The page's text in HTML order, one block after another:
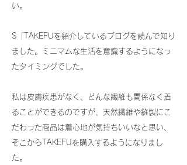
い。
S「TAKEFUを紹介しているブログを読んで知り
ました。ミニマムな生活を意識するようになっ
たタイミングでした。
私は皮膚疾患がなく、どんな繊維も関係なく着
ることができるのですが、天然繊維や縫製にこ
だわった商品は着心地が気持ちいいなと思い、
そこからTAKEFUを購入するようになりまし
た。